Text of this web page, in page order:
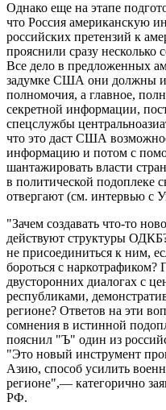
Однако еще на этапе
что Россия американскую
российских претензий к
прояснили сразу несколько
Все дело в предложенных
задумке США они должны
полномочия, а главное,
секретной информации,
спецслужбы
что это даст США
информацию и потом с
шантажировать власти
в политической подоплеке
отвергают (см. интервью с
"Зачем создавать что-то
действуют структуры
не присоединиться к ним,
бороться с
двусторонних диалогах с
республиками,
регионе? Ответов на эти
сомнения в истинной
пояснил "Ъ" один из
"Это новый инструмент
Азию, способ усилить
регионе",— категорично
РФ.